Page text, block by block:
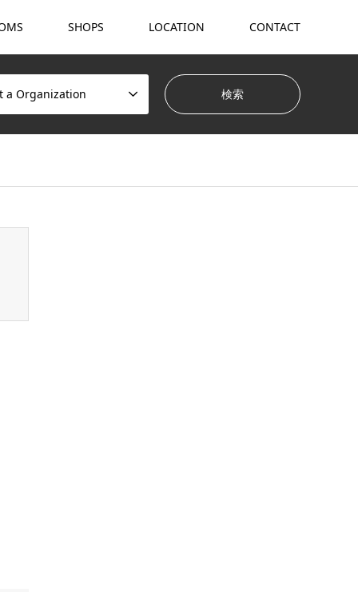
SHOPS LOCATION CONTACT
a Organization